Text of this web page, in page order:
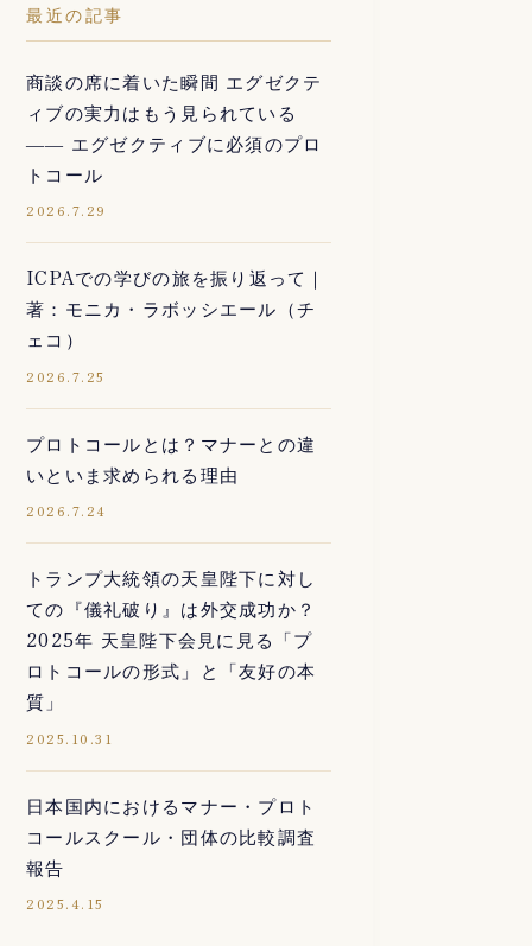
最近の記事
商談の席に着いた瞬間 エグゼクテ
ィブの実力はもう見られている
―― エグゼクティブに必須のプロ
トコール
2026.7.29
ICPAでの学びの旅を振り返って｜
著：モニカ・ラボッシエール（チ
ェコ）
2026.7.25
プロトコールとは？マナーとの違
いといま求められる理由
2026.7.24
トランプ大統領の天皇陛下に対し
ての『儀礼破り』は外交成功か？
2025年 天皇陛下会見に見る「プ
ロトコールの形式」と「友好の本
質」
2025.10.31
日本国内におけるマナー・プロト
コールスクール・団体の比較調査
報告
2025.4.15